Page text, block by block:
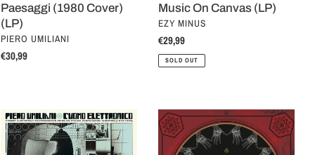
Paesaggi (1980 Cover)
(LP)
VENDOR
PIERO UMILIANI
Regular
€30,99
Music On Canvas (LP)
VENDOR
EZY MINUS
Regular
price
€29,99
SOLD OUT
L'Uomo
Elettronico
(2LP)
Occulto
(LP)